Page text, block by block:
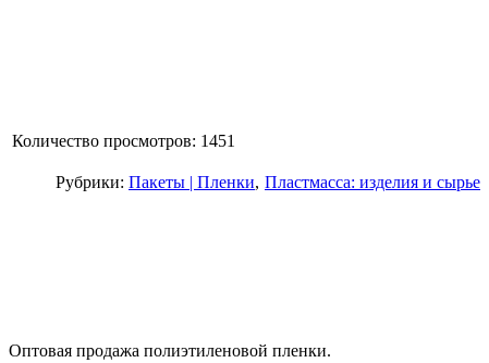
Количество просмотров: 1451
Рубрики: Пакеты | Пленки Пластмасса: изделия и сырье
Оптовая продажа полиэтиленовой пленки.